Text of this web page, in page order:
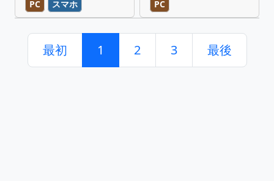
PC スマホ PC
最初 1 2 3 最後